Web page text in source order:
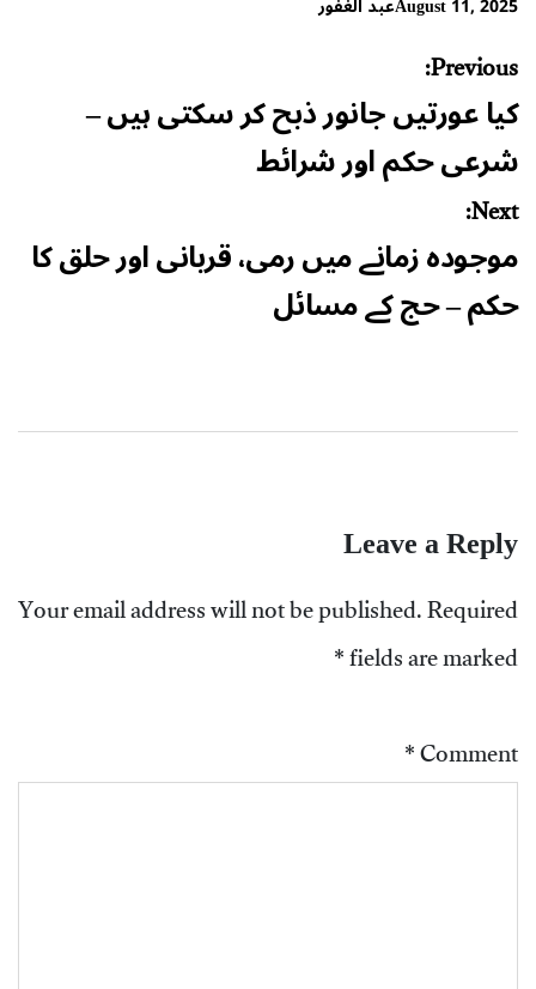
Post
navigation
Previous:
کیا عورتیں جانور ذبح کر سکتی ہیں –
شرعی حکم اور شرائط
Next:
موجودہ زمانے میں رمی، قربانی اور حلق کا
حکم – حج کے مسائل
Leave a Reply
Your email address will not be published.Required
fields are marked
*
Comment
*